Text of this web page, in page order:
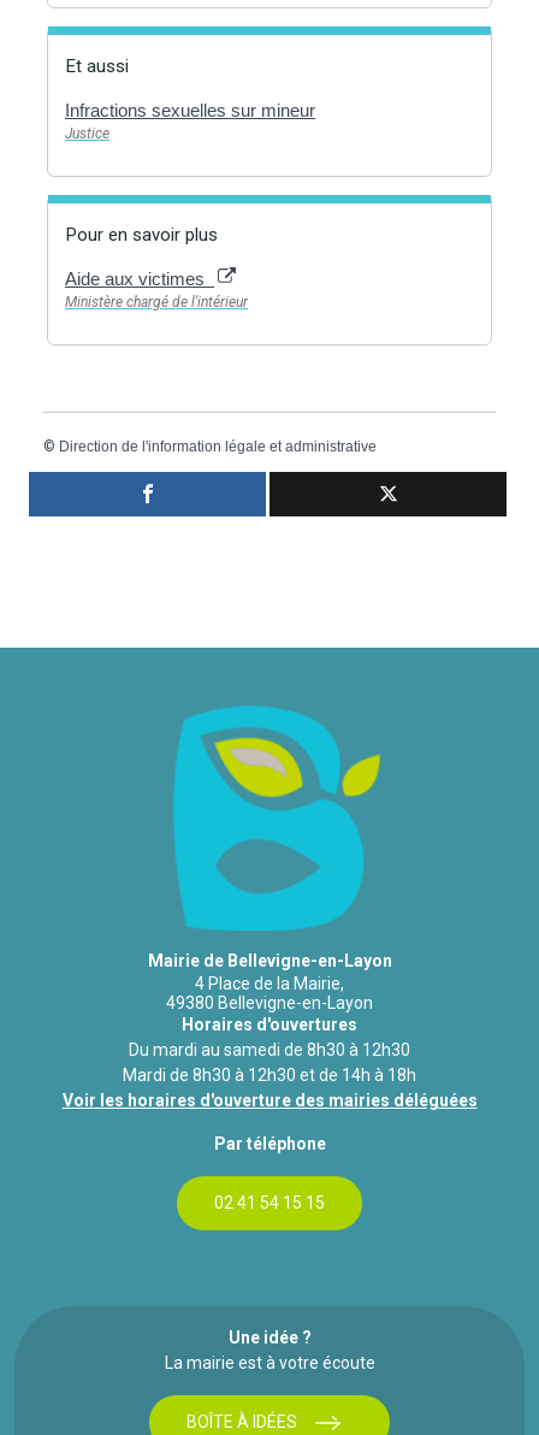
Et aussi
Infractions sexuelles sur mineur
Justice
Pour en savoir plus
Aide aux victimes
Ministère chargé de l'intérieur
© Direction de l'information légale et administrative
Mairie de Bellevigne-en-Layon
4 Place de la Mairie,
49380 Bellevigne-en-Layon
Horaires d'ouvertures
Du mardi au samedi de 8h30 à 12h30
Mardi de 8h30 à 12h30 et de 14h à 18h
Voir les horaires d'ouverture des mairies déléguées
Par téléphone
02 41 54 15 15
Une idée ?
La mairie est à votre écoute
BOÎTE À IDÉES